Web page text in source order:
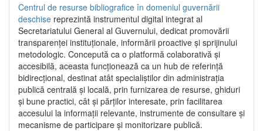
Centrul de resurse bibliografice în domeniul guvernării
deschise reprezintă instrumentul digital integrat al
Secretariatului General al Guvernului, dedicat promovării
transparenței instituționale, informării proactive și sprijinului
metodologic. Concepută ca o platformă colaborativă și
accesibilă, aceasta funcționează ca un hub de referință
bidirecțional, destinat atât specialiștilor din administrația
publică centrală și locală, prin furnizarea de resurse, ghiduri
și bune practici, cât și părților interesate, prin facilitarea
accesului la informații relevante, instrumente de consultare și
mecanisme de participare și monitorizare publică.